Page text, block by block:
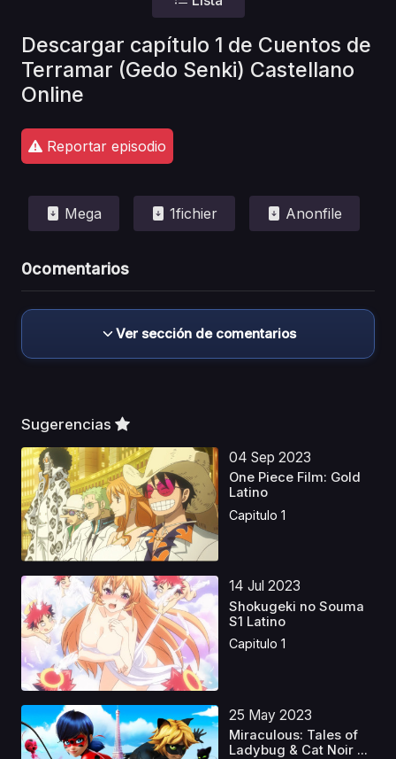
Descargar capítulo 1 de Cuentos de
Terramar (Gedo Senki) Castellano
Online
Reportar episodio
Mega 1fichier Anonfile
0comentarios
Ver sección de comentarios
Sugerencias
04 Sep 2023
One Piece Film: Gold
Latino
Capitulo 1
14 Jul 2023
Shokugeki no Souma
S1 Latino
Capitulo 1
25 May 2023
Miraculous: Tales of
Ladybug & Cat Noir ...